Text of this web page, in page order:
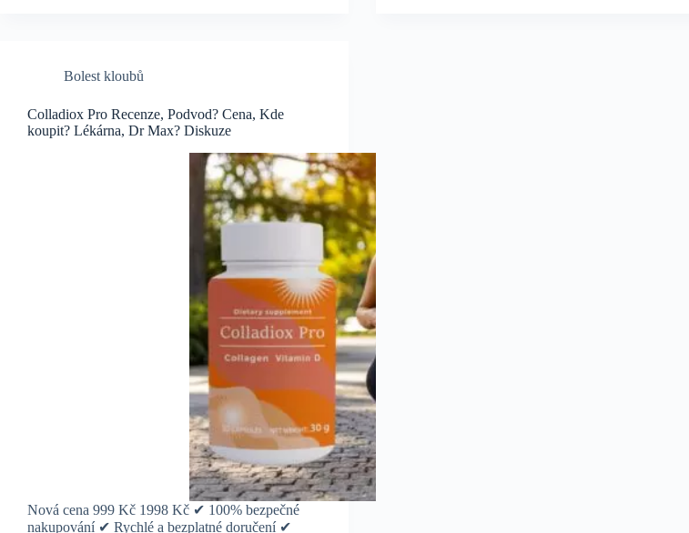
Bolest kloubů
Colladiox Pro Recenze, Podvod? Cena, Kde
koupit? Lékárna, Dr Max? Diskuze
Nová cena 999 Kč 1998 Kč ✔ 100% bezpečné
nakupování ✔ Rychlé a bezplatné doručení ✔